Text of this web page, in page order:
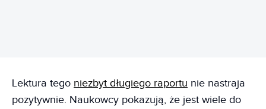
Lektura tego niezbyt długiego raportu nie nastraja
pozytywnie. Naukowcy pokazują, że jest wiele do